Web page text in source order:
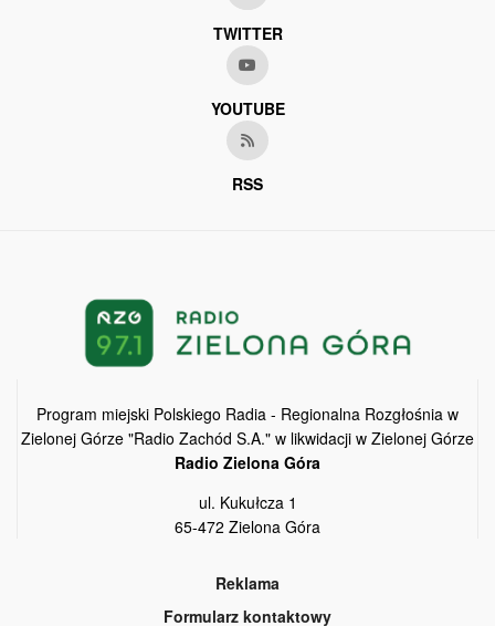
TWITTER
YOUTUBE
RSS
Program miejski Polskiego Radia - Regionalna Rozgłośnia w
Zielonej Górze "Radio Zachód S.A." w likwidacji w Zielonej Górze
Radio Zielona Góra
ul. Kukułcza 1
65-472 Zielona Góra
Reklama
Formularz kontaktowy